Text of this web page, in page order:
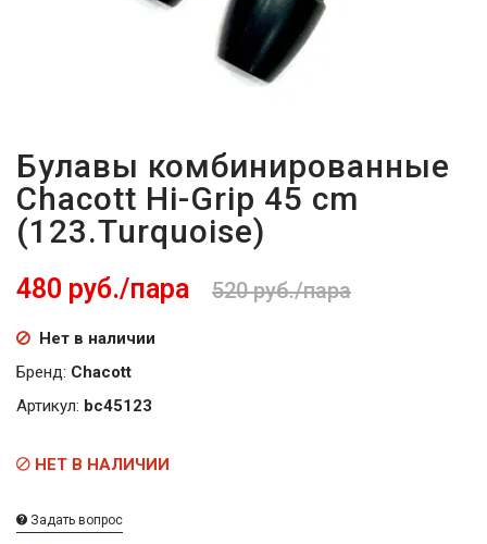
Булавы комбинированные
Chacott Hi-Grip 45 cm
(123.Turquoise)
480 руб./пара 520 руб./пара
Нет в наличии
Бренд: Chacott
Артикул: bc45123
НЕТ В НАЛИЧИИ
Задать вопрос